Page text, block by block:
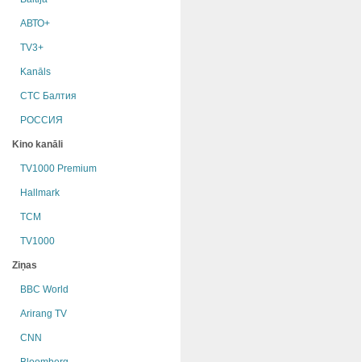
АВТО+
TV3+
Kanāls
СТС Балтия
РОССИЯ
Kino kanāli
TV1000 Premium
Hallmark
TCM
TV1000
Ziņas
BBC World
Arirang TV
CNN